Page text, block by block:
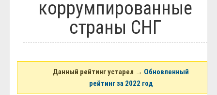
Блюда
Полезное
Города и страны
Вооружение
Спорт
История
коррумпированные
страны СНГ
Данный рейтинг устарел → Обновленный
рейтинг за 2022 год